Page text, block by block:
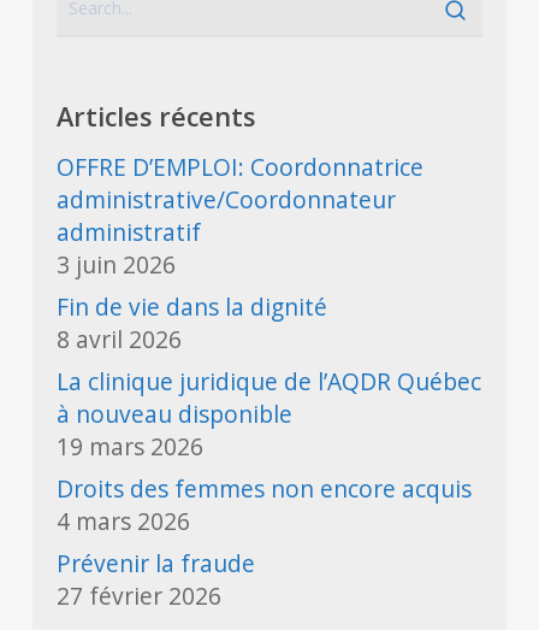
Articles récents
OFFRE D’EMPLOI: Coordonnatrice
administrative/Coordonnateur
administratif
3 juin 2026
Fin de vie dans la dignité
8 avril 2026
La clinique juridique de l’AQDR Québec
à nouveau disponible
19 mars 2026
Droits des femmes non encore acquis
4 mars 2026
Prévenir la fraude
27 février 2026